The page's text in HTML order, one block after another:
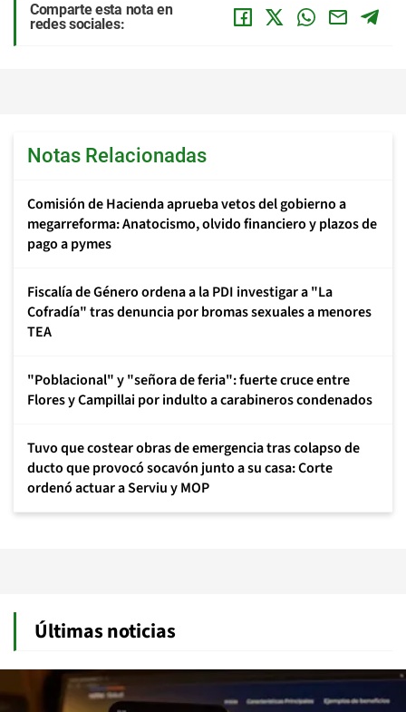
Comparte esta nota en
redes sociales:
Notas Relacionadas
Comisión de Hacienda aprueba vetos del gobierno a
megarreforma: Anatocismo, olvido financiero y plazos de
pago a pymes
Fiscalía de Género ordena a la PDI investigar a "La
Cofradía" tras denuncia por bromas sexuales a menores
TEA
"Poblacional" y "señora de feria": fuerte cruce entre
Flores y Campillai por indulto a carabineros condenados
Tuvo que costear obras de emergencia tras colapso de
ducto que provocó socavón junto a su casa: Corte
ordenó actuar a Serviu y MOP
Últimas noticias